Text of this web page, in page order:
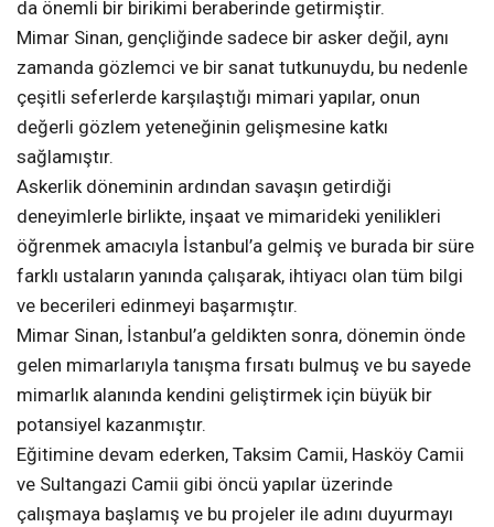
da önemli bir birikimi beraberinde getirmiştir.
Mimar Sinan, gençliğinde sadece bir asker değil, aynı
zamanda gözlemci ve bir sanat tutkunuydu, bu nedenle
çeşitli seferlerde karşılaştığı mimari yapılar, onun
değerli gözlem yeteneğinin gelişmesine katkı
sağlamıştır.
Askerlik döneminin ardından savaşın getirdiği
deneyimlerle birlikte, inşaat ve mimarideki yenilikleri
öğrenmek amacıyla İstanbul’a gelmiş ve burada bir süre
farklı ustaların yanında çalışarak, ihtiyacı olan tüm bilgi
ve becerileri edinmeyi başarmıştır.
Mimar Sinan, İstanbul’a geldikten sonra, dönemin önde
gelen mimarlarıyla tanışma fırsatı bulmuş ve bu sayede
mimarlık alanında kendini geliştirmek için büyük bir
potansiyel kazanmıştır.
Eğitimine devam ederken, Taksim Camii, Hasköy Camii
ve Sultangazi Camii gibi öncü yapılar üzerinde
çalışmaya başlamış ve bu projeler ile adını duyurmayı